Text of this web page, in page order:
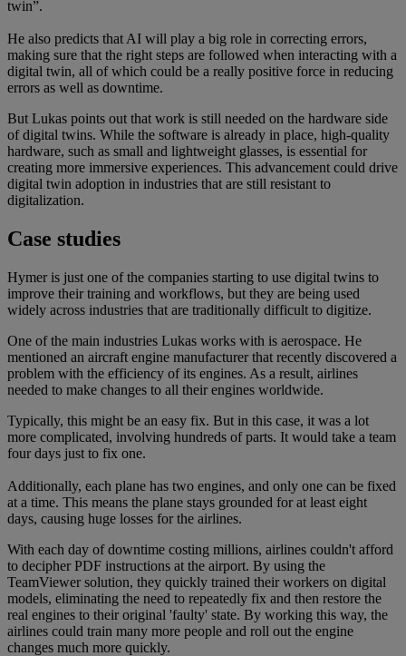
twin”.
He also predicts that AI will play a big role in correcting errors,
making sure that the right steps are followed when interacting with a
digital twin, all of which could be a really positive force in reducing
errors as well as downtime.
But Lukas points out that work is still needed on the hardware side
of digital twins. While the software is already in place, high-quality
hardware, such as small and lightweight glasses, is essential for
creating more immersive experiences. This advancement could drive
digital twin adoption in industries that are still resistant to
digitalization.
Case studies
Hymer is just one of the companies starting to use digital twins to
improve their training and workflows, but they are being used
widely across industries that are traditionally difficult to digitize.
One of the main industries Lukas works with is aerospace. He
mentioned an aircraft engine manufacturer that recently discovered a
problem with the efficiency of its engines. As a result, airlines
needed to make changes to all their engines worldwide.
Typically, this might be an easy fix. But in this case, it was a lot
more complicated, involving hundreds of parts. It would take a team
four days just to fix one.
Additionally, each plane has two engines, and only one can be fixed
at a time. This means the plane stays grounded for at least eight
days, causing huge losses for the airlines.
With each day of downtime costing millions, airlines couldn't afford
to decipher PDF instructions at the airport. By using the
TeamViewer solution, they quickly trained their workers on digital
models, eliminating the need to repeatedly fix and then restore the
real engines to their original 'faulty' state. By working this way, the
airlines could train many more people and roll out the engine
changes much more quickly.